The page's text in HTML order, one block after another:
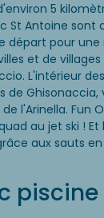
5
St Antoine
pour
et de
L'intérieur
de
de l'Arinella.
au jet ski !
aux sauts